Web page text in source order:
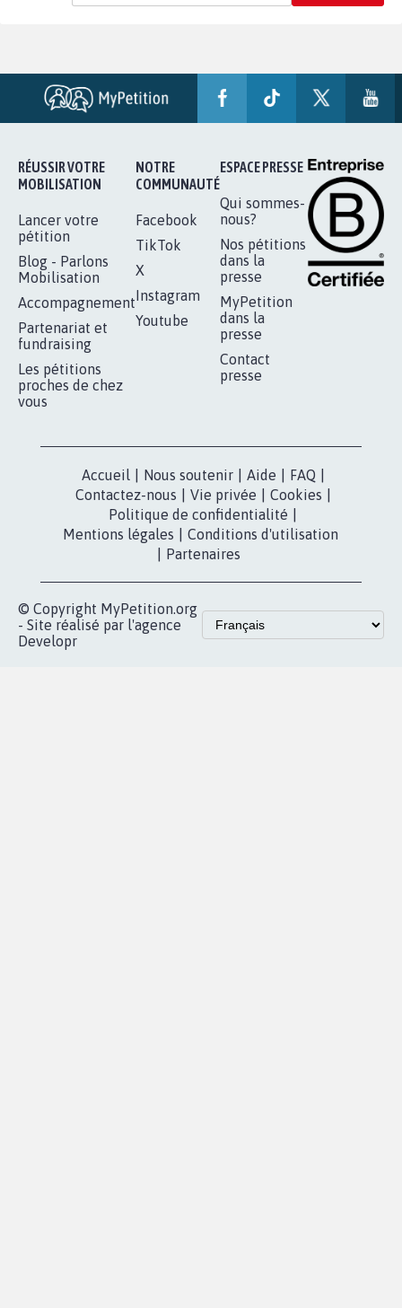
RÉUSSIR VOTRE
MOBILISATION
Lancer votre
pétition
Blog - Parlons
Mobilisation
Accompagnement
Partenariat et
fundraising
Les pétitions
proches de chez
vous
NOTRE
COMMUNAUTÉ
Facebook
TikTok
X
Instagram
Youtube
ESPACE PRESSE
Qui sommes-
nous?
Nos pétitions
dans la
presse
MyPetition
dans la
presse
Contact
presse
Accueil Nous soutenir Aide FAQ
Contactez-nous
Vie privée Cookies
Politique de confidentialité
Mentions légales
Conditions d'utilisation
Partenaires
© Copyright MyPetition.org
- Site réalisé par l'agence
Developr